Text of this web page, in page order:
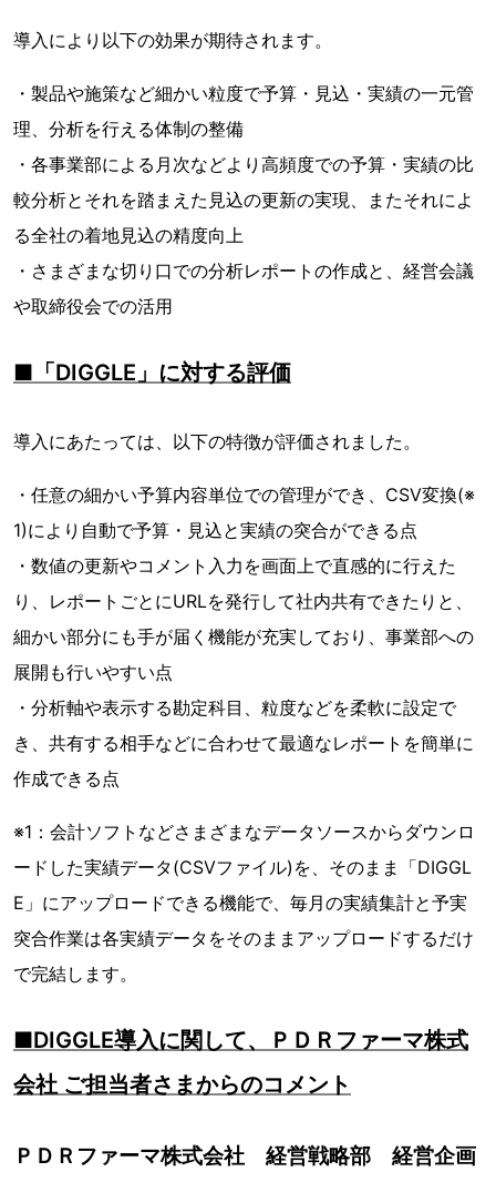
導入により以下の効果が期待されます。
・製品や施策など細かい粒度で予算・見込・実績の一元管
理、分析を行える体制の整備
・各事業部による月次などより高頻度での予算・実績の比
較分析とそれを踏まえた見込の更新の実現、またそれによ
る全社の着地見込の精度向上
・さまざまな切り口での分析レポートの作成と、経営会議
や取締役会での活用
■「DIGGLE」に対する評価
導入にあたっては、以下の特徴が評価されました。
・任意の細かい予算内容単位での管理ができ、CSV変換(※
1)により自動で予算・見込と実績の突合ができる点
・数値の更新やコメント入力を画面上で直感的に行えた
り、レポートごとにURLを発行して社内共有できたりと、
細かい部分にも手が届く機能が充実しており、事業部への
展開も行いやすい点
・分析軸や表示する勘定科目、粒度などを柔軟に設定で
き、共有する相手などに合わせて最適なレポートを簡単に
作成できる点
※1：会計ソフトなどさまざまなデータソースからダウンロ
ードした実績データ(CSVファイル)を、そのまま「DIGGL
E」にアップロードできる機能で、毎月の実績集計と予実
突合作業は各実績データをそのままアップロードするだけ
で完結します。
■DIGGLE導入に関して、ＰＤＲファーマ株式
会社 ご担当者さまからのコメント
ＰＤＲファーマ株式会社 経営戦略部 経営企画